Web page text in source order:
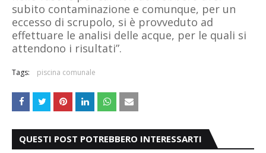
subito contaminazione e comunque, per un
eccesso di scrupolo, si è provveduto ad
effettuare le analisi delle acque, per le quali si
attendono i risultati”.
Tags: piscina comunale
QUESTI POST POTREBBERO INTERESSARTI